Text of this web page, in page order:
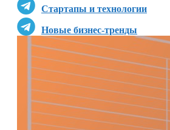
Стартапы и технологии
Новые бизнес-тренды